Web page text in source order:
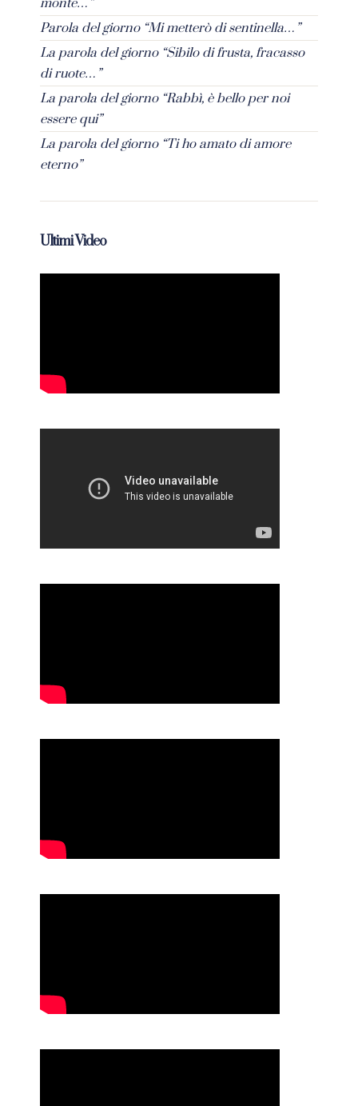
monte…”
Parola del giorno “Mi metterò di sentinella…”
La parola del giorno “Sibilo di frusta, fracasso
di ruote…”
La parola del giorno “Rabbì, è bello per noi
essere qui”
La parola del giorno “Ti ho amato di amore
eterno”
Ultimi Video